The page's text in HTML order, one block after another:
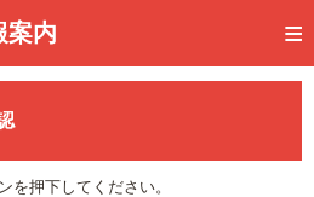
案内
を押下してください。